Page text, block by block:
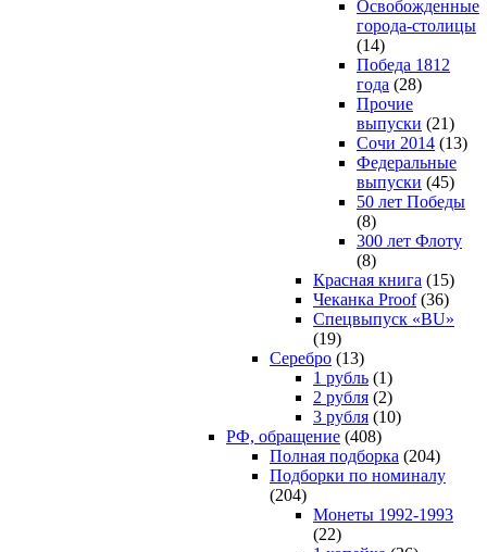
Освобожденные
города-столицы
(14)
Победа 1812
года (28)
Прочие
выпуски (21)
Сочи 2014 (13)
Федеральные
выпуски (45)
50 лет Победы
(8)
300 лет Флоту
(8)
Красная книга (15)
Чеканка Proof(36)
Спецвыпуск «BU»
(19)
Серебро (13)
1 рубль (1)
2 рубля (2)
3 рубля (10)
РФ, обращение (408)
Полная подборка (204)
Подборки по номиналу
(204)
Монеты 1992-1993
(22)